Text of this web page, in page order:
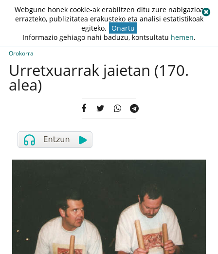
Orokorra
Urretxuarrak jaietan (170.
alea)
Webgune honek cookie-ak erabiltzen ditu zure nabigazioa
errazteko, publizitatea erakusteko eta analisi estatistikoak
egiteko. Onartu
Informazio gehiago nahi baduzu, kontsultatu hemen.